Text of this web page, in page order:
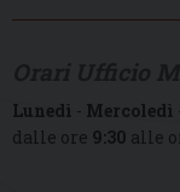
Lunedì - Mercoledì
dalle ore 9:30 alle